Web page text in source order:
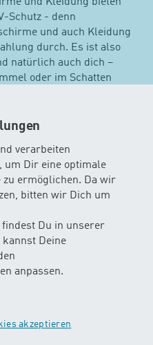
verarbeiten
um Dir eine optimale
zu ermöglichen. Da wir
bitten wir Dich um
Du in unserer
kannst Deine
anpassen.
akzeptieren
Schutz - denn
und auch Kleidung
durch. Es ist also
natürlich auch dich –
oder im Schatten
: Ein Sonnenhut mit
mit CE-
für
Kleinen Schwimmer
Label.
stärkste Sonne um die
ausreichende
deinen kleinen
Wasser zu trinken.
scheint auch hinter der